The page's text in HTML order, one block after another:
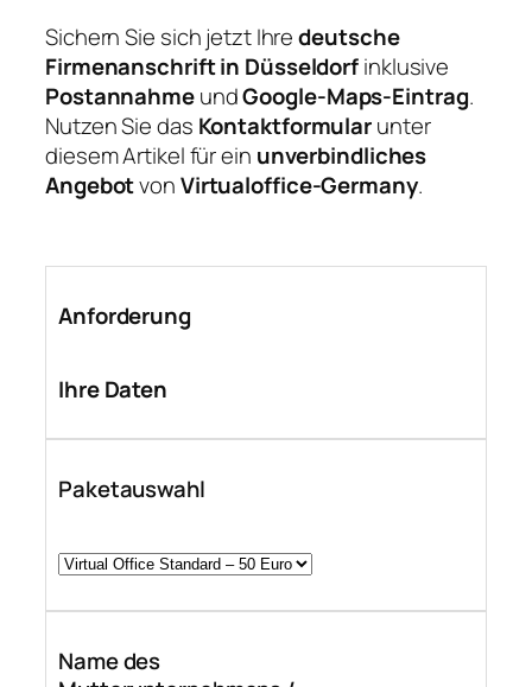
Sichern Sie sich jetzt Ihredeutsche
Firmenanschrift in Düsseldorfinklusive
PostannahmeundGoogle‑Maps‑Eintrag.
Nutzen Sie das Kontaktformularunter
diesem Artikel für ein unverbindliches
AngebotvonVirtualoffice‑Germany.
Anforderung
Ihre Daten
Paketauswahl
Name des